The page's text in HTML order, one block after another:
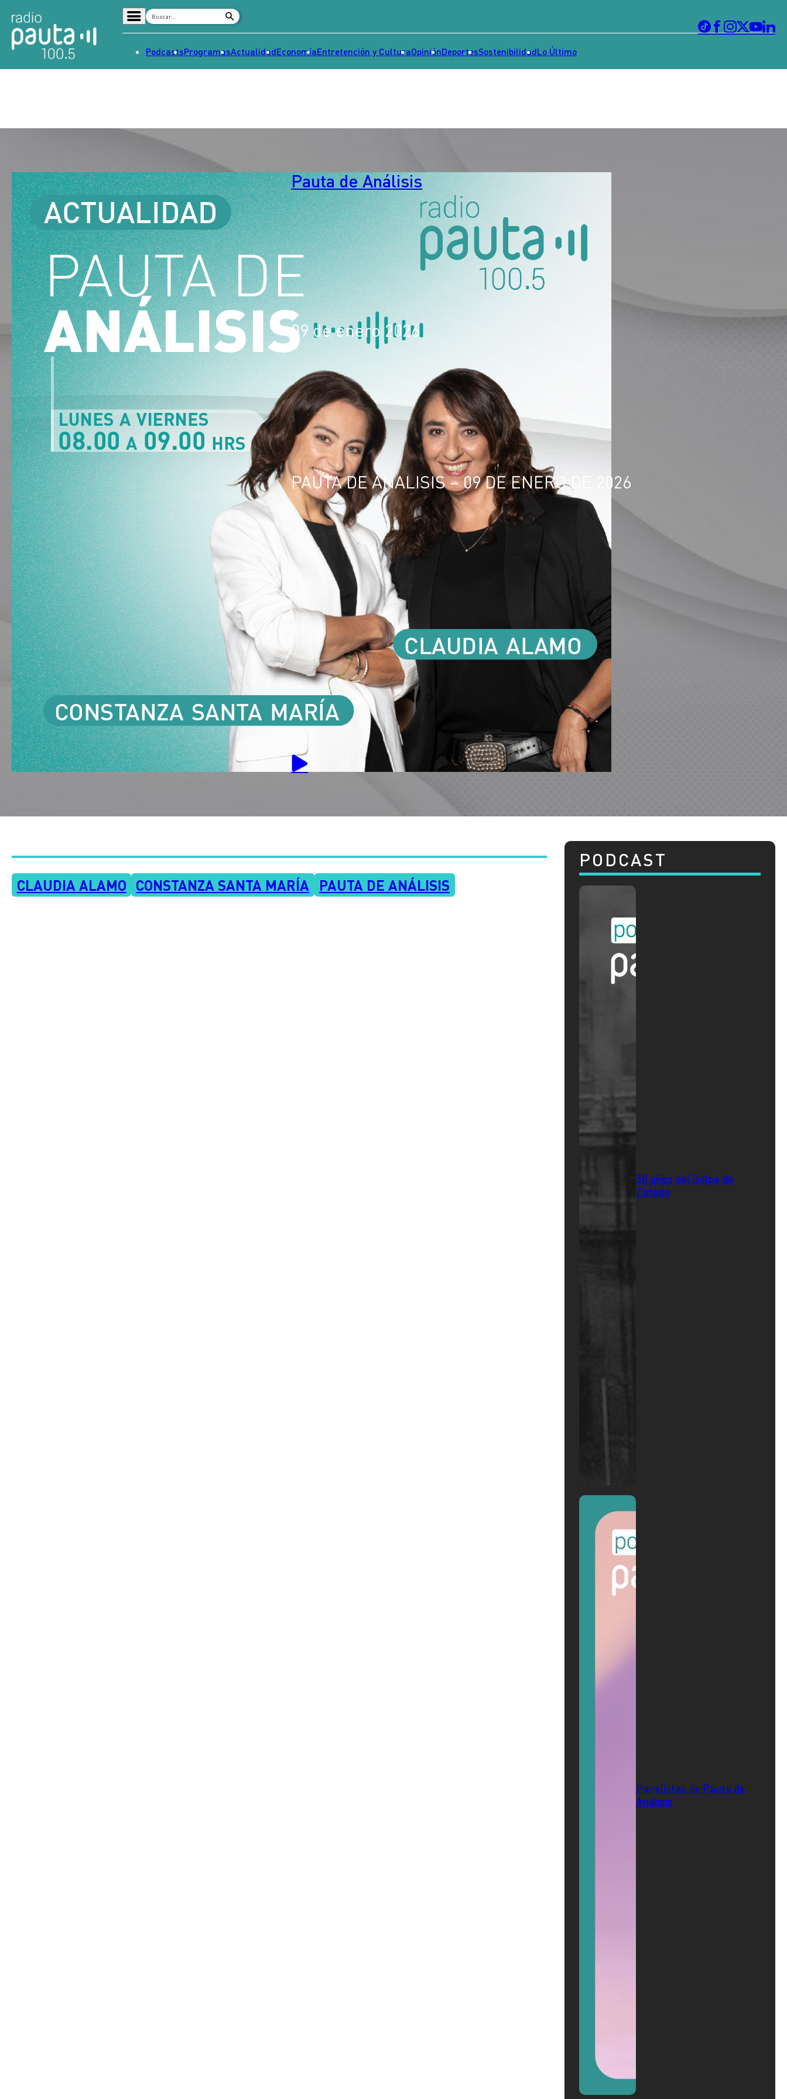
Señal 2
Dato en Pauta
Contenido Patrocinado
PodcastsProgramasActualidadEconomíaEntretención y CulturaOpiniónDeportesSostenibilidadLo Último
Pauta de Análisis
09 de enero 2026
PAUTA DE ANALISIS – 09 DE ENERO DE 2026
CLAUDIA ALAMO CONSTANZA SANTA MARÍA PAUTA DE ANÁLISIS
PODCAST
50 años del Golpe de
Estado
Panelistas de Pauta de
Análisis